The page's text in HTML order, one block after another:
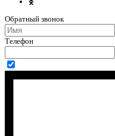
Обратный звонок
Телефон